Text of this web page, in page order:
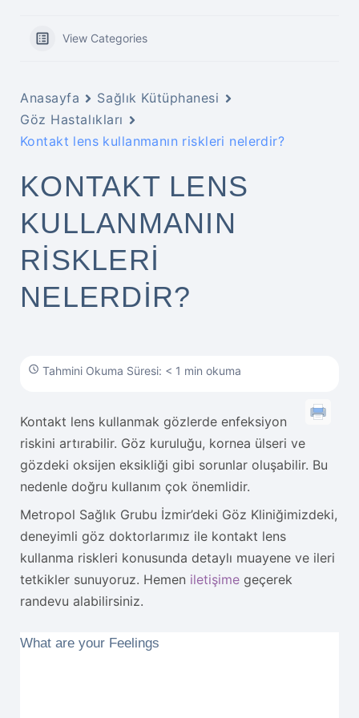
View Categories
Anasayfa
Sağlık Kütüphanesi
Göz Hastalıkları
Kontakt lens kullanmanın riskleri nelerdir?
KONTAKT LENS
KULLANMANIN
RISKLERI
NELERDIR?
Tahmini Okuma Süresi: < 1 min okuma
Kontakt lens kullanmak gözlerde enfeksiyon
riskini artırabilir. Göz kuruluğu, kornea ülseri ve
gözdeki oksijen eksikliği gibi sorunlar oluşabilir. Bu
nedenle doğru kullanım çok önemlidir.
Metropol Sağlık Grubu İzmir’deki Göz Kliniğimizdeki,
deneyimli göz doktorlarımız ile kontakt lens
kullanma riskleri konusunda detaylı muayene ve ileri
tetkikler sunuyoruz. Hemen iletişime geçerek
randevu alabilirsiniz.
What are your Feelings